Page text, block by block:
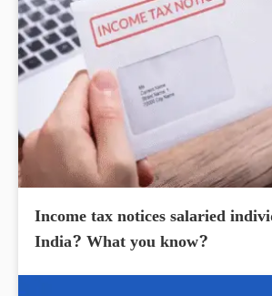
Income tax notices salaried
India? What you know?